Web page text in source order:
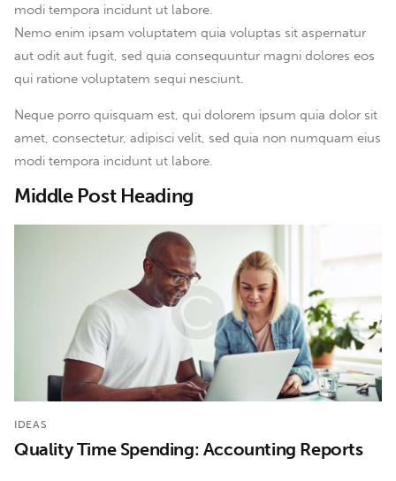
modi tempora incidunt ut labore.
Nemo enim ipsam voluptatem quia voluptas sit aspernatur
aut odit aut fugit, sed quia consequuntur magni dolores eos
qui ratione voluptatem sequi nesciunt.
Neque porro quisquam est, qui dolorem ipsum quia dolor sit
amet, consectetur, adipisci velit, sed quia non numquam eius
modi tempora incidunt ut labore.
Middle Post Heading
IDEAS
Quality Time Spending: Accounting Reports